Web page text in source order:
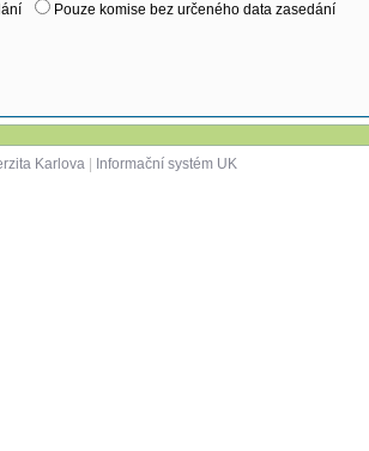
Pouze komise bez určeného data zasedání
Karlova| Informační systém UK